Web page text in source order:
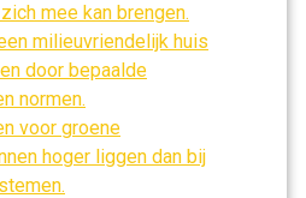
mee kan brengen.
milieuvriendelijk huis
door bepaalde
normen.
voor groene
hoger liggen dan bij